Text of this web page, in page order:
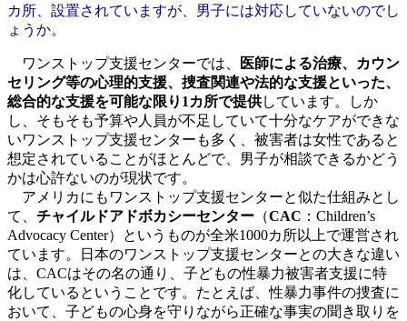
カ所、設置されていますが、男子には対応していないのでし
ょうか。
ワンストップ支援センターでは、
医師による治療、カウン
セリング等の心理的支援、捜査関連や法的な支援といった、
総合的な支援を可能な限り1カ所で提供しています。しか
し、そもそも予算や人員が不足していて十分なケアができな
いワンストップ支援センターも多く、被害者は女性であると
想定されていることがほとんどで、男子が相談できるかどう
かは心許ないのが現状です。
アメリカにもワンストップ支援センターと似た仕組みとし
て、 チャイルドアドボカシーセンター （CAC ：Children’s
Advocacy Center）というものが全米1000カ所以上で運営され
ています。日本のワンストップ支援センターとの大きな違い
は、CACはその名の通り、子どもの性暴力被害者支援に特
化しているということです。たとえば、性暴力事件の捜査に
おいて、子どもの心身を守りながら正確な事実の聞き取りを